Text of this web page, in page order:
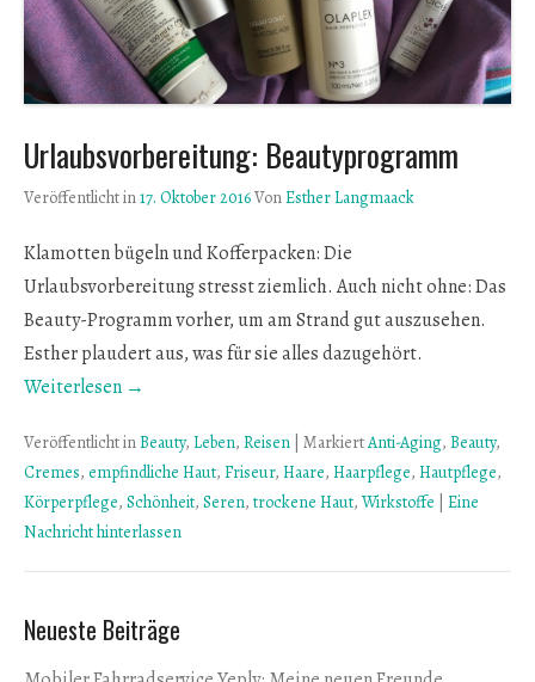
Urlaubsvorbereitung: Beautyprogramm
Veröffentlicht in17. Oktober 2016VonEsther Langmaack
Klamotten bügeln und Kofferpacken: Die
Urlaubsvorbereitung stresst ziemlich. Auch nicht ohne: Das
Beauty-Programm vorher, um am Strand gut auszusehen.
Esther plaudert aus, was für sie alles dazugehört.
Weiterlesen →
Veröffentlicht inBeauty, Leben, Reisen MarkiertAnti-Aging, Beauty,
Cremes, empfindliche Haut, Friseur, Haare, Haarpflege, Hautpflege,
Körperpflege, Schönheit, Seren, trockene Haut, Wirkstoffe
Eine
Nachricht hinterlassen
Neueste Beiträge